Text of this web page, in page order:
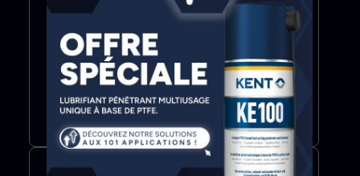
Revêtements
Apprêts & Primaires
Peintures & Vernis
Plus d'infos